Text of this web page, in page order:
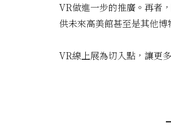
VR做進一步的推廣。再者
供未來高美館甚至是其他
VR線上展為切入點，讓更